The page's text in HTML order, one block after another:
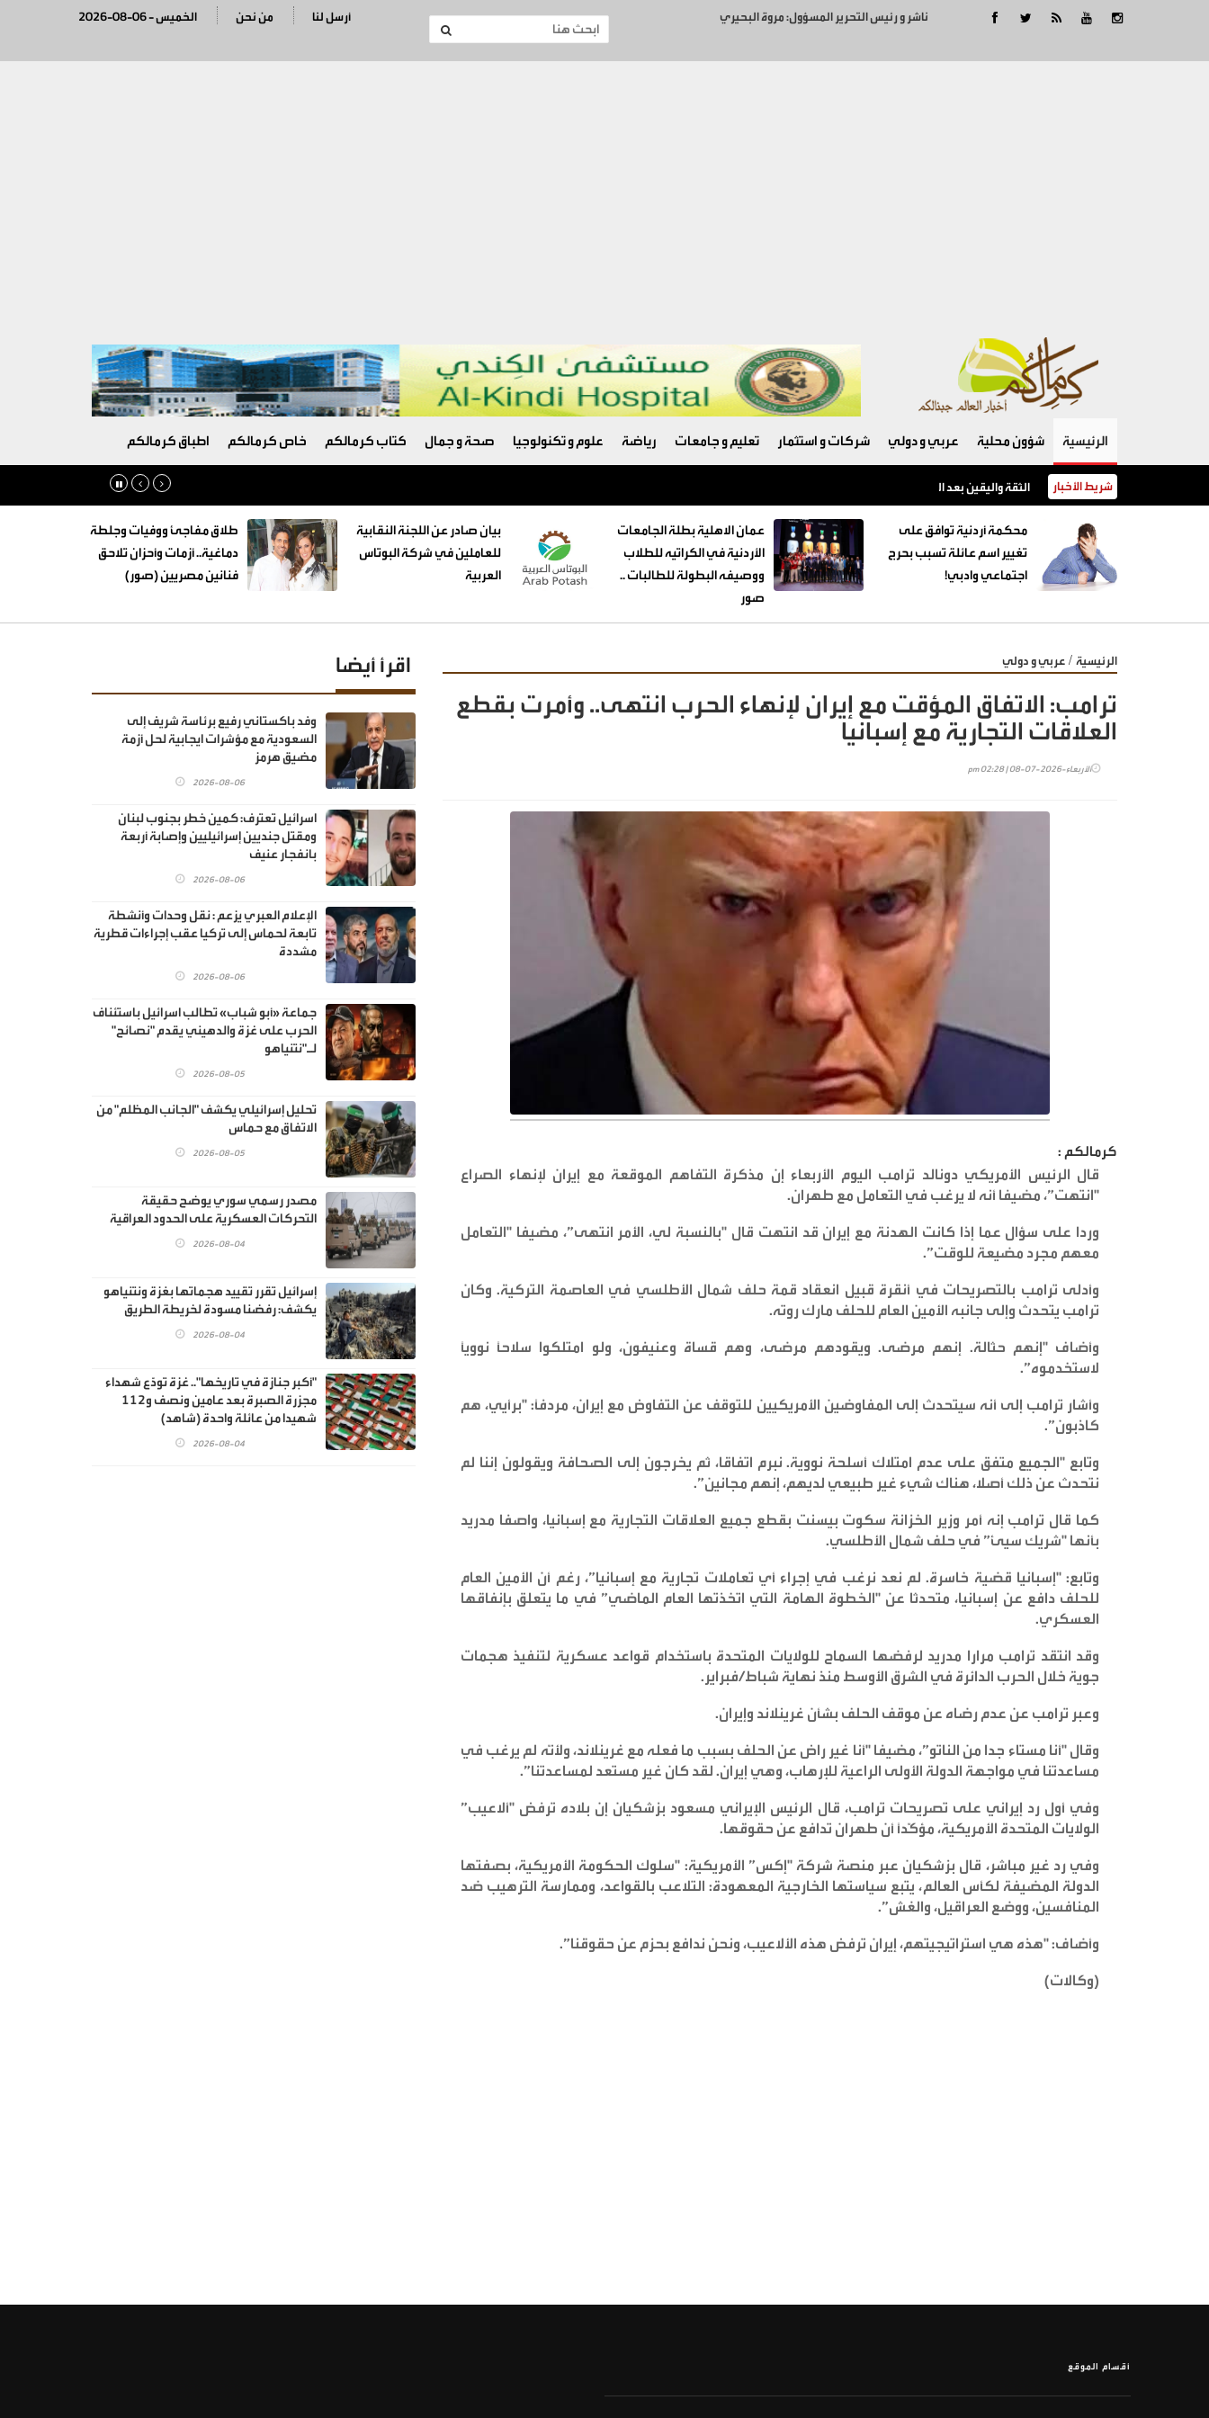
ناشر و رئيس التحرير المسؤول: مروة البحيري 2026-08-06 - الخميس من نحن أرسل لنا
الرئيسية شؤون محلية عربي و دولي شركات و استثمار تعليم و جامعات رياضة علوم و تكنولوجيا صحة و جمال كتاب كرمالكم خاص كرمالكم اطباق كرمالكم
شريط الأخبار الثقة واليقين بعد الثبات أولا
محكمة أردنية توافق على
تغيير اسم عائلة تسبب بحرج
اجتماعي وادبي!
عمان الاهلية بطلة الجامعات
الأردنية في الكراتيه للطلاب
ووصيفه البطولة للطالبات ..
صور
بيان صادر عن اللجنة النقابية
للعاملين في شركة البوتاس
العربية
طلاق مفاجئ ووفيات وجلطة
دماغية.. أزمات وأحزان تلاحق
فنانين مصريين (صور)
الرئيسية / عربي و دولي
ترامب: الاتفاق المؤقت مع إيران لإنهاء الحرب انتهى.. وأمرت بقطع
العلاقات التجارية مع إسبانيا
الأربعاء-2026-07-08 | 02:28 pm
كرمالكم :
قال ‌الرئيس الأمريكي دونالد ترامب اليوم الأربعاء إن مذكرة التفاهم الموقعة مع إيران لإنهاء الصراع
"انتهت”، مضيفا أنه لا يرغب في التعامل مع طهران.
وردا على سؤال عما إذا كانت الهدنة مع إيران قد انتهت قال "بالنسبة لي، الأمر انتهى”، مضيفا "التعامل
معهم مجرد مضيعة للوقت”.
وأدلى ترامب بالتصريحات ‌في أنقرة قبيل ‌انعقاد قمة حلف شمال الأطلسي ‌في العاصمة التركية. وكان
ترامب يتحدث وإلى جانبه ‌الأمين العام للحلف مارك روته.
وأضاف "إنهم حثالة. إنهم مرضى. ويقودهم مرضى، وهم قساة وعنيفون، ولو امتلكوا سلاحًا نوويًا
لاستخدموه”.
وأشار ترامب إلى أنه سيتحدث إلى المفاوضين الأمريكيين للتوقف عن التفاوض مع إيران، مردفًا: "برأيي، هم
كاذبون”.
وتابع "الجميع متفق على عدم امتلاك أسلحة نووية. نبرم اتفاقا، ثم يخرجون إلى الصحافة ويقولون إننا لم
نتحدث عن ذلك أصلا، هناك شيء غير طبيعي لديهم، إنهم مجانين”.
كما قال ترامب إنه أمر وزير الخزانة سكوت بيسنت بقطع جميع العلاقات التجارية مع إسبانيا، واصفا مدريد
بأنها "شريك سيئ” في حلف شمال الأطلسي.
وتابع: "إسبانيا قضية خاسرة. لم نعد نرغب في إجراء أي تعاملات تجارية مع إسبانيا”، رغم أن الأمين العام
للحلف دافع عن إسبانيا، متحدثا عن "الخطوة الهامة التي اتخذتها العام الماضي” في ما يتعلق بإنفاقها
العسكري.
وقد انتقد ترامب مرارا مدريد لرفضها السماح للولايات المتحدة باستخدام قواعد عسكرية لتنفيذ هجمات
جوية خلال الحرب الدائرة في الشرق الأوسط منذ نهاية شباط/فبراير.
وعبر ترامب عن عدم رضاه عن موقف ‌الحلف بشأن غرينلاند ‌وإيران.
وقال "أنا مستاء جدا من الناتو”، مضيفا "أنا غير راض عن الحلف بسبب ما فعله مع غرينلاند، ولأنّه لم يرغب في
مساعدتنا في مواجهة الدولة الأولى الراعية للإرهاب، وهي إيران. لقد كان غير مستعد لمساعدتنا”.
وفي أول رد إيراني على تصريحات ترامب، قال الرئيس الإيراني مسعود بزشكيان إن بلاده ترفض "ألاعيب”
الولايات المتحدة الأمريكية، مؤكّدًا أن طهران تدافع عن حقوقها.
وفي رد غير مباشر، قال بزشكيان عبر منصة شركة "إكس” الأمريكية: "سلوك الحكومة الأمريكية، بصفتها
الدولة المضيفة لكأس العالم، يتبع سياستها الخارجية المعهودة: التلاعب بالقواعد، وممارسة الترهيب ضد
المنافسين، ووضع العراقيل، والغش”.
وأضاف: "هذه هي استراتيجيتهم، إيران ترفض هذه الألاعيب، ونحن ندافع بحزم عن حقوقنا”.
(وكالات)
اقرأ أيضا
وفد باكستاني رفيع برئاسة شريف إلى
السعودية مع مؤشرات ايجابية لحل أزمة
مضيق هرمز
2026-08-06
اسرائيل تعترف: كمين خطر بجنوب لبنان
ومقتل جنديين إسرائيليين وإصابة أربعة
بانفجار عنيف
2026-08-06
الإعلام العبري يزعم : نقل وحدات وأنشطة
تابعة لحماس إلى تركيا عقب إجراءات قطرية
مشددة
2026-08-06
جماعة «أبو شباب» تطالب اسرائيل باستئناف
الحرب على غزة والدهيني يقدم "نصائح"
لـ"نتنياهو
2026-08-05
تحليل إسرائيلي يكشف "الجانب المظلم" من
الاتفاق مع حماس
2026-08-05
مصدر رسمي سوري يوضح حقيقة
التحركات العسكرية على الحدود العراقية
2026-08-04
إسرائيل تقرر تقييد هجماتها بغزة ونتنياهو
يكشف: رفضنا مسودة لخريطة الطريق
2026-08-04
"أكبر جنازة في تاريخها".. غزة تودّع شهداء
مجزرة الصبرة بعد عامين ونصف و112
شهيدا من عائلة واحدة (شاهد)
2026-08-04
أقسام الموقع